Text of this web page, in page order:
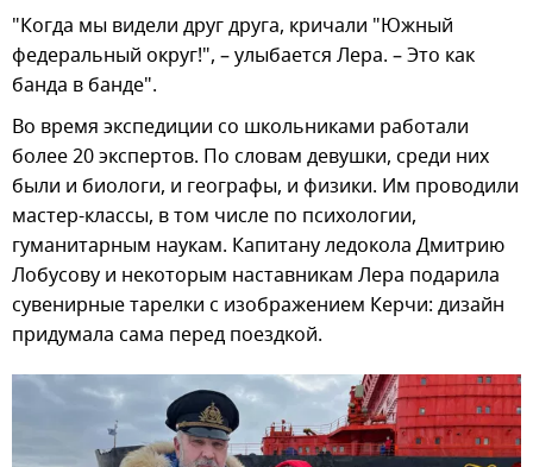
"Когда мы видели друг друга, кричали "Южный
федеральный округ!", – улыбается Лера. – Это как
банда в банде".
Во время экспедиции со школьниками работали
более 20 экспертов. По словам девушки, среди них
были и биологи, и географы, и физики. Им проводили
мастер-классы, в том числе по психологии,
гуманитарным наукам. Капитану ледокола Дмитрию
Лобусову и некоторым наставникам Лера подарила
сувенирные тарелки с изображением Керчи: дизайн
придумала сама перед поездкой.